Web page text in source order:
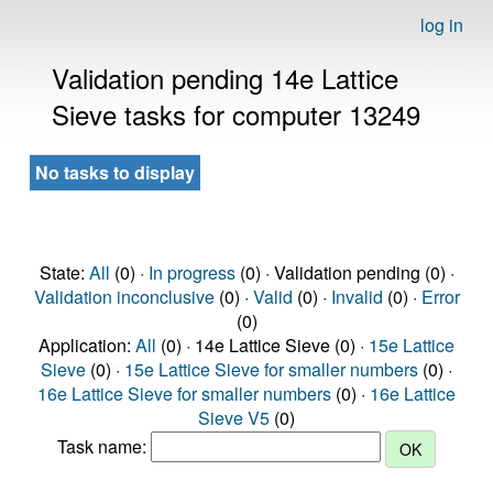
log in
Validation pending 14e Lattice
Sieve tasks for computer 13249
No tasks to display
State: All (0) · In progress(0) · Validation pending (0) ·
Validation inconclusive(0) · Valid (0) · Invalid (0) · Error
(0)
Application: All (0) · 14e Lattice Sieve (0) · 15e Lattice
Sieve (0) · 15e Lattice Sieve for smaller numbers (0) ·
16e Lattice Sieve for smaller numbers (0) · 16e Lattice
Sieve V5 (0)
Task name: